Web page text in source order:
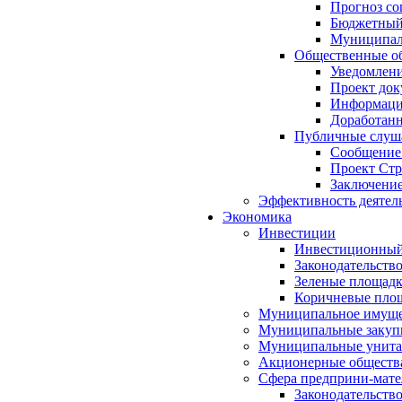
Прогноз
Бюджетный
Общественные
Проект
Публичные
Проект
Эффективность
Экономика
Инвестиции
Законодательство
Зеленые
Коричневые
Муниципальное
Муниципальные
Муниципальные
Акционерные
Сфера предприни-
Законодательство